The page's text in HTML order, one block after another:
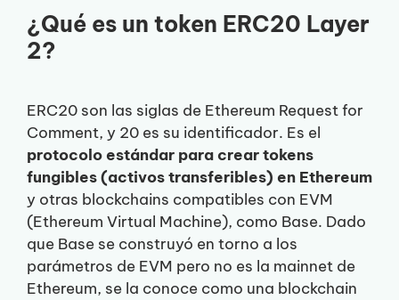
¿Qué es un token ERC20 Layer
2?
ERC20 son las siglas de Ethereum Request for
Comment, y 20 es su identificador. Es el
protocolo estándar para crear tokens
fungibles (activos transferibles) en Ethereum
y otras blockchains compatibles con EVM
(Ethereum Virtual Machine), como Base. Dado
que Base se construyó en torno a los
parámetros de EVM pero no es la mainnet de
Ethereum, se la conoce como una blockchain